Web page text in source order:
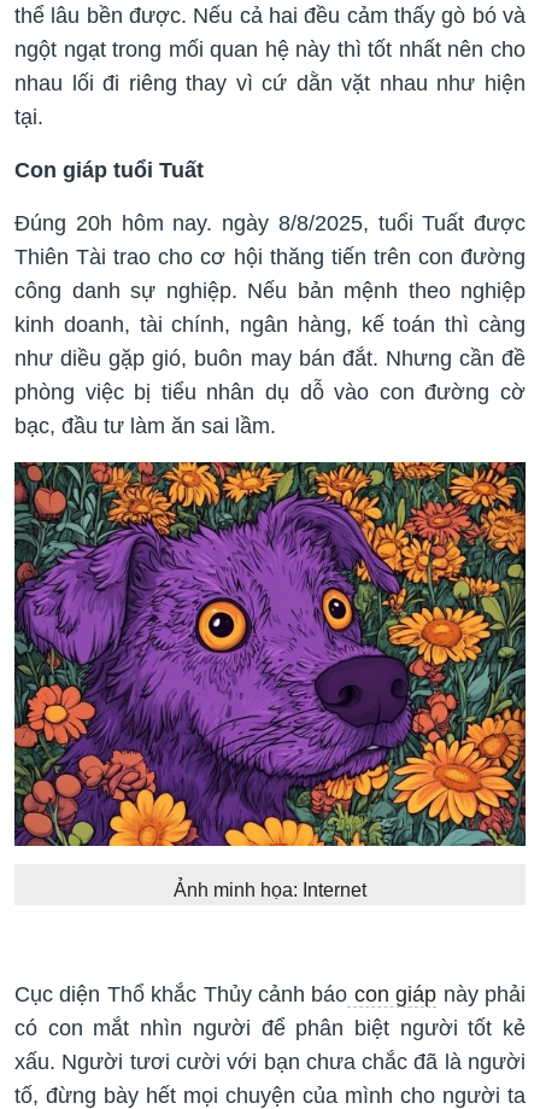
thể lâu bền được. Nếu cả hai đều cảm thấy gò bó và
ngột ngạt trong mối quan hệ này thì tốt nhất nên cho
nhau lối đi riêng thay vì cứ dằn vặt nhau như hiện
tại.
Con giáp tuổi Tuất
Đúng 20h hôm nay. ngày 8/8/2025, tuổi Tuất được
Thiên Tài trao cho cơ hội thăng tiến trên con đường
công danh sự nghiệp. Nếu bản mệnh theo nghiệp
kinh doanh, tài chính, ngân hàng, kế toán thì càng
như diều gặp gió, buôn may bán đắt. Nhưng cần đề
phòng việc bị tiểu nhân dụ dỗ vào con đường cờ
bạc, đầu tư làm ăn sai lầm.
Ảnh minh họa: Internet
Cục diện Thổ khắc Thủy cảnh báo con giáp này phải
có con mắt nhìn người để phân biệt người tốt kẻ
xấu. Người tươi cười với bạn chưa chắc đã là người
tố, đừng bày hết mọi chuyện của mình cho người ta